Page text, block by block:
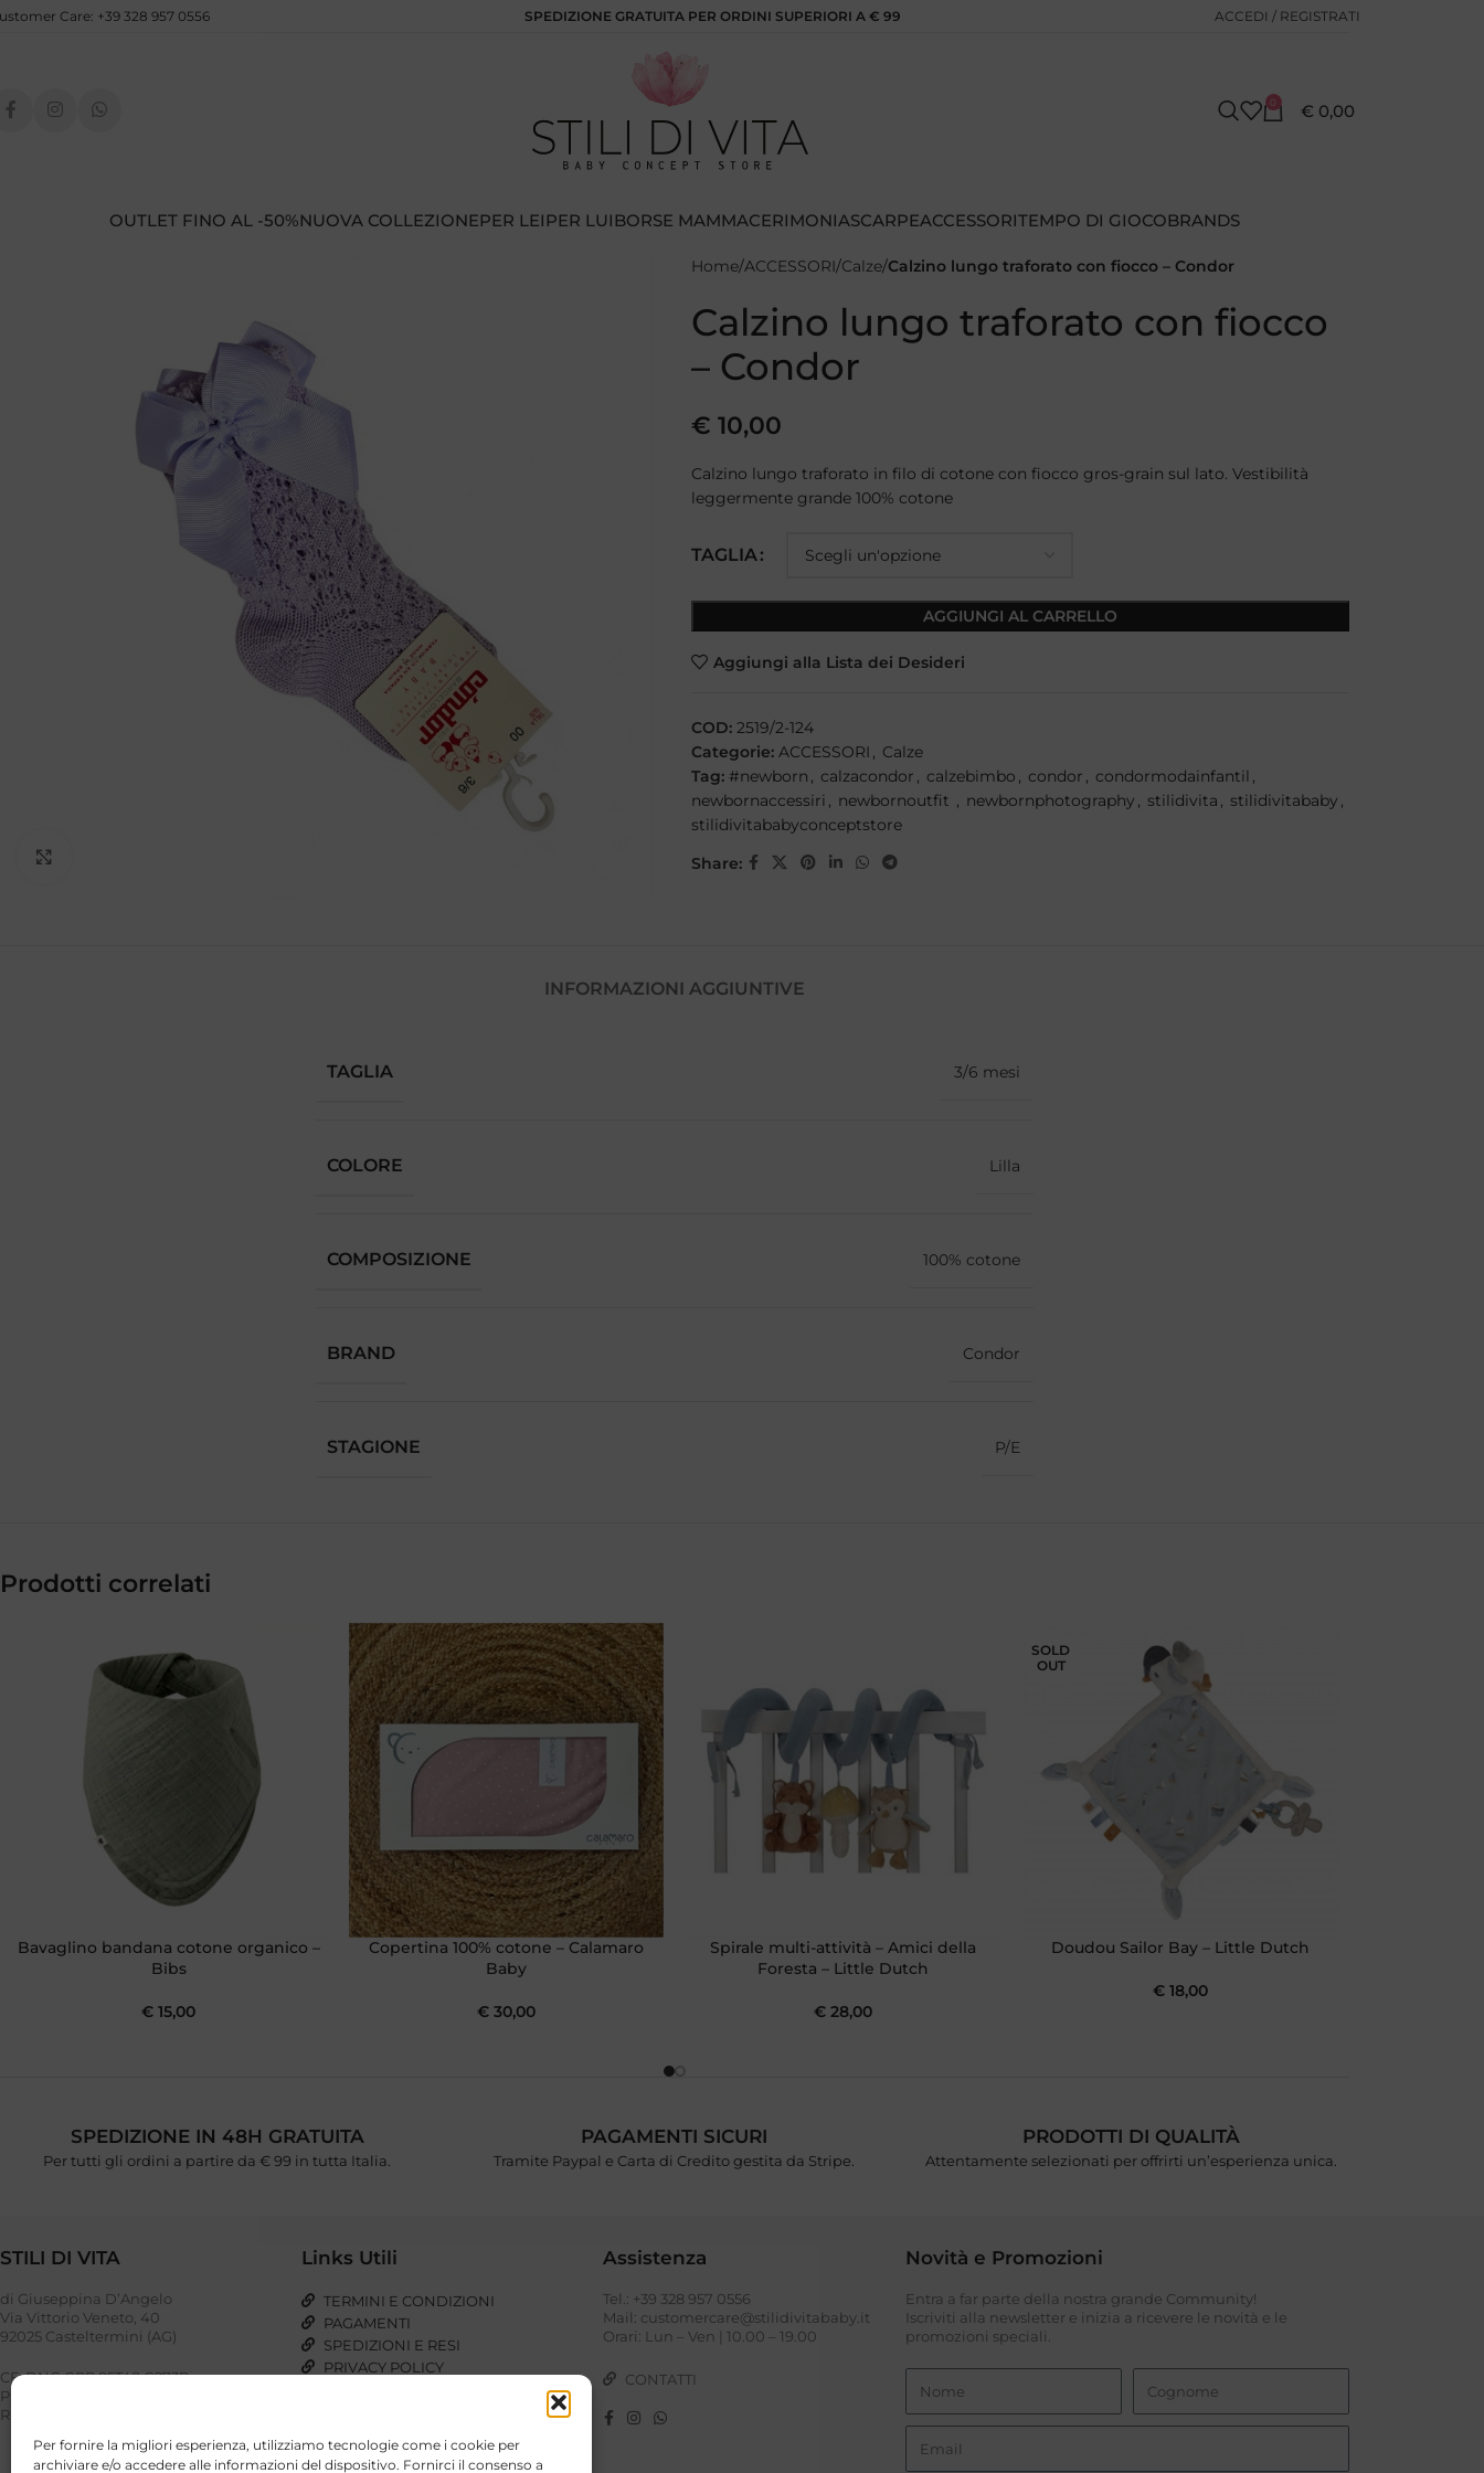
Per fornire la migliori esperienza, utilizziamo tecnologie come i cookie per
archiviare e/o accedere alle informazioni del dispositivo. Fornirci il consenso a
Care: +39 328 957 0556 SPEDIZIONE GRATUITA PER ORDINI SUPERIORI A € 99 ACCEDI / REGISTRATI
0 € 0,00
OUTLET FINO AL -50%NUOVA COLLEZIONEPER LEIPER LUIBORSE MAMMACERIMONIASCARPEACCESSORITEMPO DI GIOCOBRANDS
Home ACCESSORI Calze Calzino lungo traforato con fiocco – Condor
Calzino lungo traforato con fiocco
– Condor
€ 10,00
Calzino lungo traforato in filo di cotone con fiocco gros-grain sul lato. Vestibilità
leggermente grande 100% cotone
TAGLIA
AGGIUNGI AL CARRELLO
Aggiungi alla Lista dei Desideri
COD: 2519/2-124
Categorie: ACCESSORI , Calze
Tag: #newborn , calzacondor , calzebimbo , condor , condormodainfantil ,
newbornaccessiri , newbornoutfit , newbornphotography , stilidivita , stilidivitababy ,
stilidivitababyconceptstore
Share:
INFORMAZIONI AGGIUNTIVE
TAGLIA 3/6 mesi
COLORE Lilla
COMPOSIZIONE 100% cotone
BRAND Condor
STAGIONE P/E
Prodotti correlati
Bavaglino bandana cotone organico –
Bibs
€ 15,00
Copertina 100% cotone – Calamaro
Baby
€30,00
Spirale multi-attività – Amici della
Foresta – Little Dutch
€ 28,00
SOLD
OUT
Doudou Sailor Bay – Little Dutch
€ 18,00
SPEDIZIONE IN 48H GRATUITA
Per tutti gli ordini a partire da € 99 in tutta Italia.
PAGAMENTI SICURI
Tramite Paypal e Carta di Credito gestita da Stripe.
PRODOTTI DI QUALITÀ
Attentamente selezionati per offrirti un’esperienza unica.
STILI DI VITA
di Giuseppina D’Angelo
Via Vittorio Veneto, 40
92025 Casteltermini (AG)
CF: DNG GPP 85T48 G273P
P. IVA: 03023110848
REA: AG – 221948
Links Utili
TERMINI E CONDIZIONI
PAGAMENTI
SPEDIZIONI E RESI
PRIVACY POLICY
Assistenza
Tel.: +39 328 957 0556
Mail: customercare@stilidivitababy.it
Orari: Lun – Ven | 10.00 – 19.00
CONTATTI
Novità e Promozioni
Entra a far parte della nostra grande Community!
Iscriviti alla newsletter e inizia a ricevere le novità e le
promozioni speciali.